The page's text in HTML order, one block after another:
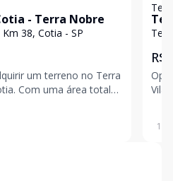
- Terra Nobre
38, Cotia - SP
um terreno no Terra
Com uma área total
a casa dos seus sonhos.
Tavares, próximo ao
R$
Vila
125